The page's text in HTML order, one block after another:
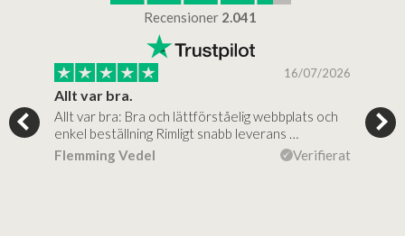
Recensioner 2.041
16/07/2026
Allt var bra.
Allt var bra: Bra och lättförståelig webbplats och
enkel beställning Rimligt snabb leverans …
Flemming Vedel
Verifierat
Jag